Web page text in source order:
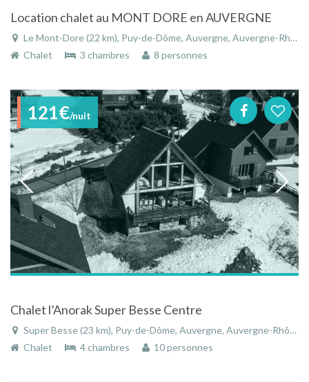
Location chalet au MONT DORE en AUVERGNE
Le Mont-Dore (22 km), Puy-de-Dôme, Auvergne, Auvergne-Rhône-Alpes, France
Chalet
3 chambres 8 personnes
121€/nuit
Chalet l’Anorak Super Besse Centre
Super Besse (23 km), Puy-de-Dôme, Auvergne, Auvergne-Rhône-Alpes, France
Chalet
4 chambres 10 personnes